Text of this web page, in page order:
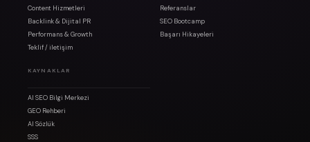
Content Hizmetleri
Backlink & Dijital PR
Performans & Growth
Teklif / iletişim
Referanslar
SEO Bootcamp
Başarı Hikayeleri
KAYNAKLAR
AI SEO Bilgi Merkezi
GEO Rehberi
AI Sözlük
SSS